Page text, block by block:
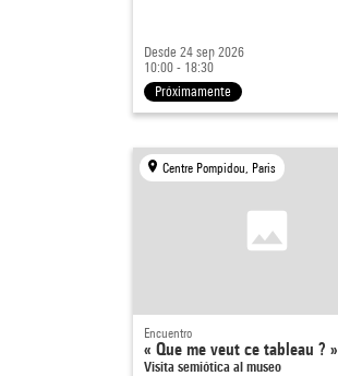
Desde 24 sep 2026
10:00 - 18:30
Próximamente
Centre Pompidou, Paris
Encuentro
« Que me veut ce tableau ? »
Visita semiótica al museo